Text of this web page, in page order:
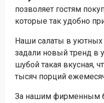
позволяет гостям
которые так удобно
Наши салаты в уютных
задали новый тренд в
шубой такая вкусная,
тысяч порций
За нашим фирменным